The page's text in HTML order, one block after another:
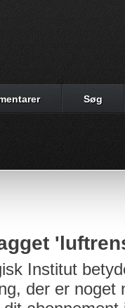
Søg
Institut
der er noget